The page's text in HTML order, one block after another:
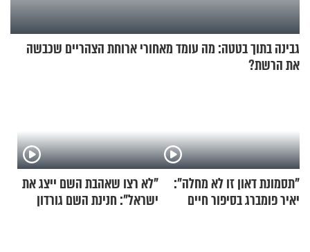
גבינה בתוך בטטה: מה עומד מאחורי ארוחת הצהריים שכבשה
את הרשת?
"תסמונת דאון זו לא מחלה":
יאיר פומברג בסיפור חיים
"לא רצו שאהבת השם ייצג את
ישראל": חנינת השם גורדון